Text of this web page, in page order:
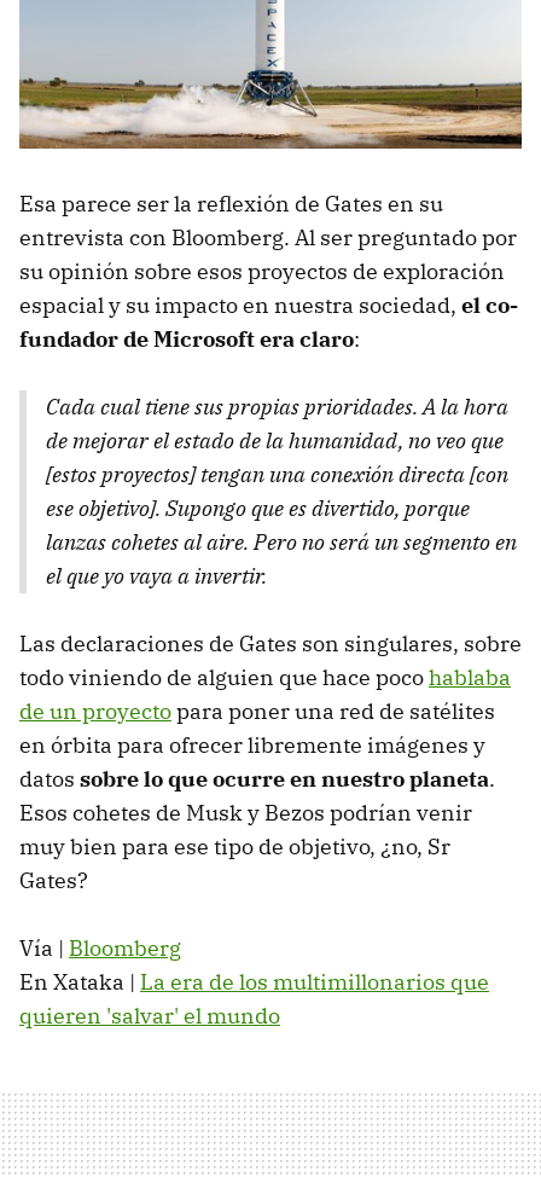
Esa parece ser la reflexión de Gates en su
entrevista con Bloomberg. Al ser preguntado por
su opinión sobre esos proyectos de exploración
espacial y su impacto en nuestra sociedad, el co-
fundador de Microsoft era claro:
Cada cual tiene sus propias prioridades. A la hora
de mejorar el estado de la humanidad, no veo que
[estos proyectos] tengan una conexión directa [con
ese objetivo]. Supongo que es divertido, porque
lanzas cohetes al aire. Pero no será un segmento en
el que yo vaya a invertir.
Las declaraciones de Gates son singulares, sobre
todo viniendo de alguien que hace pocohablaba
de un proyectopara poner una red de satélites
en órbita para ofrecer libremente imágenes y
datos sobre lo que ocurre en nuestro planeta.
Esos cohetes de Musk y Bezos podrían venir
muy bien para ese tipo de objetivo, ¿no, Sr
Gates?
Vía | Bloomberg
En Xataka | La era de los multimillonarios que
quieren 'salvar' el mundo